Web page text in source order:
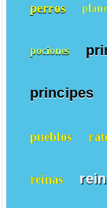
perros
pociones
principes
pueblos
reinas